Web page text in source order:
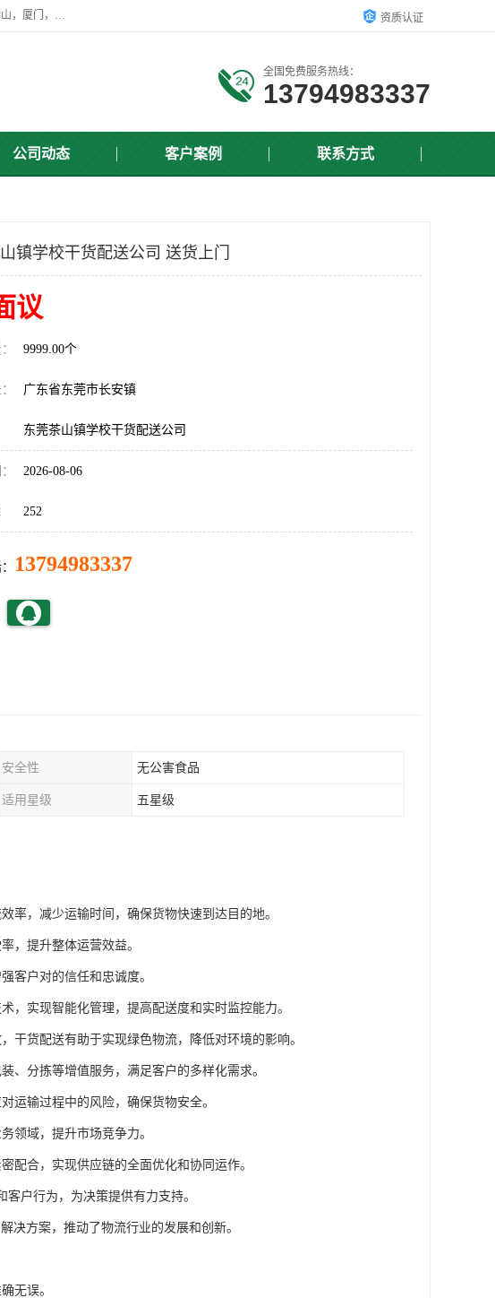
广东食安膳食管理服务有限公司是一家从事蔬菜配送、食堂承包，团餐配送的企业，本公司客户遍布东莞、深圳，广州，惠州，中山，佛山，厦门，肇庆，江门，清远等地，资质齐全，提供学校、工厂、医院、企业、地铁、大型超市、商场、单位、消防队、监狱食堂饭堂蔬菜配送，集新鲜蔬菜、新鲜肉类、粮油、瓜果 、干货 、水产、冻品、粮油、调味品、日用品、调味品及进口冷冻食品为主的原料供应商等为一体的化配送服务机构！ 资质认证
全国免费服务热线：
13794983337
公司动态 客户案例 联系方式
镇学校干货配送公司 送货上门
议
9999.00个
广东省东莞市长安镇
东莞茶山镇学校干货配送公司
2026-08-06
252
13794983337
安全性 无公害食品
适用星级 五星级
率，减少运输时间，确保货物快速到达目的地。
，提升整体运营效益。
客户对的信任和忠诚度。
，实现智能化管理，提高配送度和实时监控能力。
干货配送有助于实现绿色物流，降低对环境的影响。
、分拣等增值服务，满足客户的多样化需求。
运输过程中的风险，确保货物安全。
领域，提升市场竞争力。
配合，实现供应链的全面优化和协同运作。
户行为，为决策提供有力支持。
决方案，推动了物流行业的发展和创新。
无误。